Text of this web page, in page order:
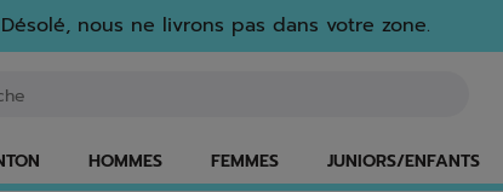
nous ne livrons pas dans votre zone.
HOMMES FEMMES JUNIORS/ENFANTS